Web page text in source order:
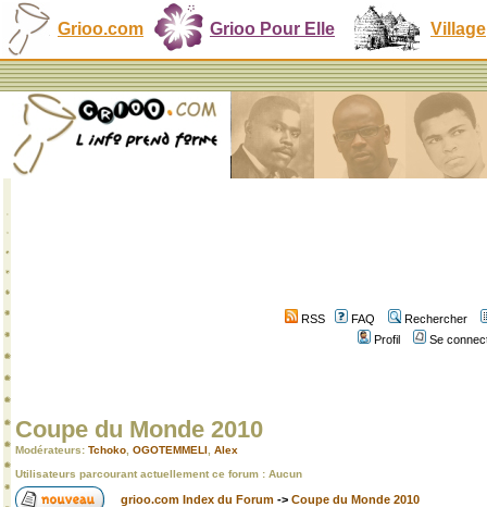
Grioo.com Grioo Pour Elle Village
RSS FAQ
Rechercher
Profil
Se
Coupe du Monde 2010
Modérateurs: Tchoko OGOTEMMELI Alex
Utilisateurs parcourant actuellement ce forum : Aucun
grioo.com Index du Forum -> Coupe du Monde 2010